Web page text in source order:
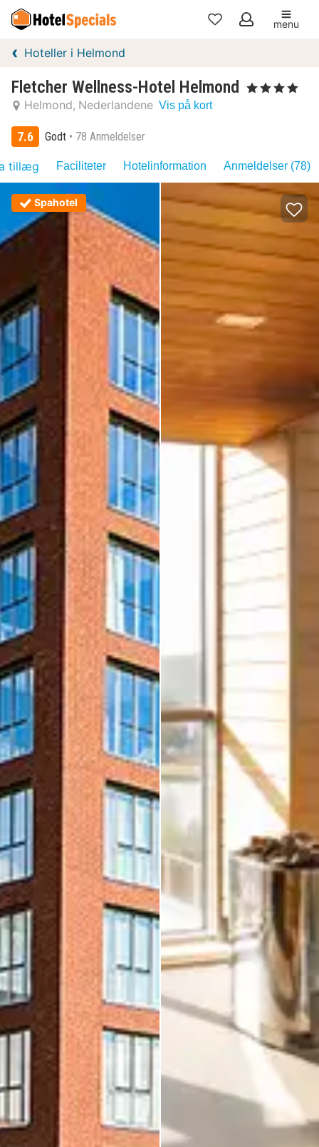
Mine
menu
Hoteller i Helmond
Fletcher Wellness-Hotel Helmond , 4 Stjerner
Helmond Nederlandene Vis på kort
7.6 Godt 78 Anmeldelser
tillæg Faciliteter Hotelinformation Anmeldelser (78)
Spahotel